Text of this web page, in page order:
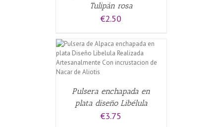
Tulipán rosa
€2.50
Pulsera enchapada en
plata diseño Libélula
€3.75